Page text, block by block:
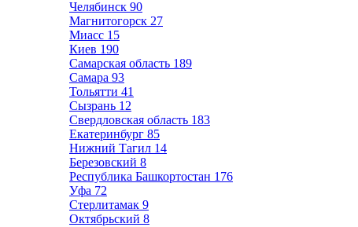
Челябинск 90
Магнитогорск 27
Миасс 15
Киев 190
Самарская область 189
Самара 93
Тольятти 41
Сызрань 12
Свердловская область 183
Екатеринбург 85
Нижний Тагил 14
Березовский 8
Республика Башкортостан 176
Уфа 72
Стерлитамак 9
Октябрьский 8